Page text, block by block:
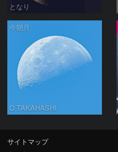
となり
今朝月
O.TAKAHASHI
サイトマップ